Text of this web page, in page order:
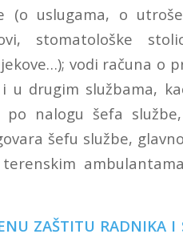
(o uslugama, o
stomatološke
vodi računa o
drugim službama,
nalogu šefa
šefu službe,
ZAŠTITU RADNIKA